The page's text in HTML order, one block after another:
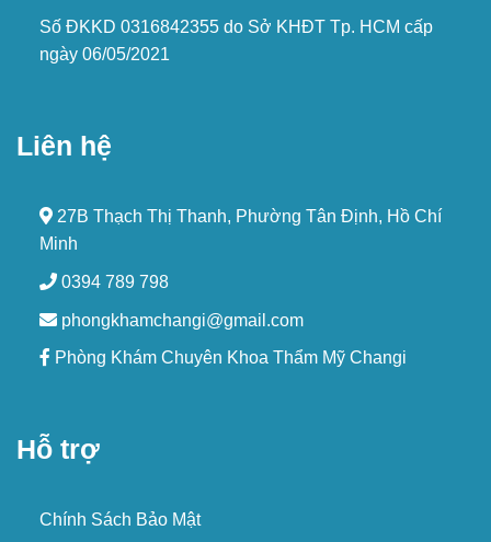
Số ĐKKD 0316842355 do Sở KHĐT Tp. HCM cấp
ngày 06/05/2021
Liên hệ
27B Thạch Thị Thanh, Phường Tân Định, Hồ Chí
Minh
0394 789 798
phongkhamchangi@gmail.com
Phòng Khám Chuyên Khoa Thẩm Mỹ Changi
Hỗ trợ
Chính Sách Bảo Mật